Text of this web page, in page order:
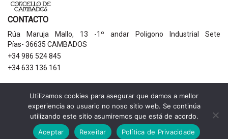
CONTACTO
Rúa Maruja Mallo, 13 -1º andar Poligono Industrial Sete
Pías- 36635 CAMBADOS
+34 986 524 845
+34 633 136 161
AVISOS LEGAIS
Política de privacidade
Aviso legal
Política de cookies
Utilizamos cookies para asegurar que damos a mellor
experiencia ao usuario no noso sitio web. Se continúa
utilizando este sitio asumiremos que está de acordo.
Aceptar
Rexeitar Política de Privacidade